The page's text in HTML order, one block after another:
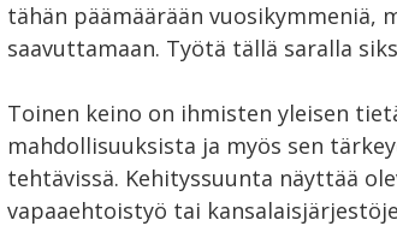
tähän päämäärään
saavuttamaan. Työtä tällä saralla
Toinen keino on ihmisten yleisen
mahdollisuuksista ja myös sen
tehtävissä. Kehityssuunta näyttää
vapaaehtoistyö tai